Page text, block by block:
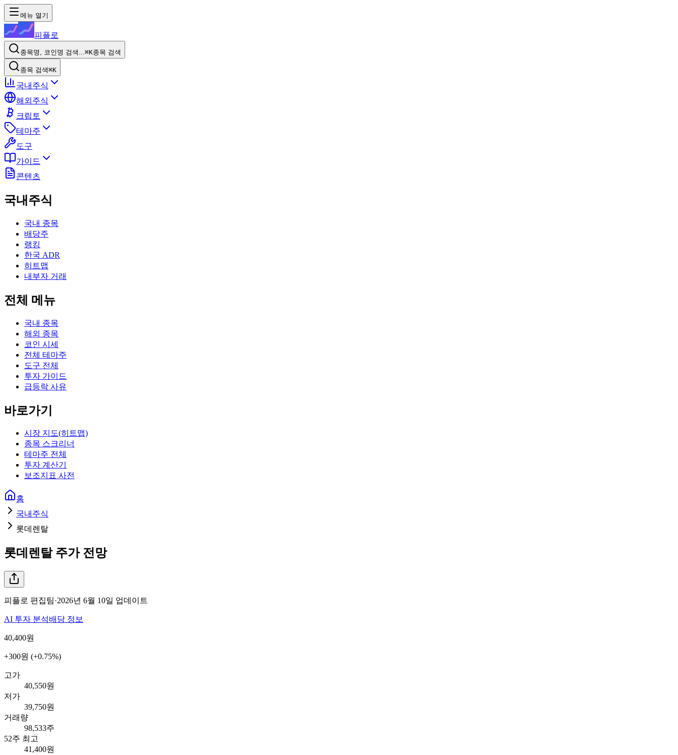
메뉴 열기
피플로
종목명, 코인명 검색...⌘K종목 검색
종목 검색⌘K
국내주식
해외주식
크립토
테마주
도구
가이드
콘텐츠
국내주식
국내 종목
배당주
랭킹
한국 ADR
히트맵
내부자 거래
전체 메뉴
국내 종목
해외 종목
코인 시세
전체 테마주
도구 전체
투자 가이드
급등락 사유
바로가기
시장 지도(히트맵)
종목 스크리너
테마주 전체
투자 계산기
보조지표 사전
홈
국내주식
롯데렌탈
롯데렌탈주가 전망
피플로 편집팀·2026년 6월 10일 업데이트
AI 투자 분석배당 정보
40,400원
+300원 (+0.75%)
고가
40,550원
저가
39,750원
거래량
98,533주
52주 최고
41,400원